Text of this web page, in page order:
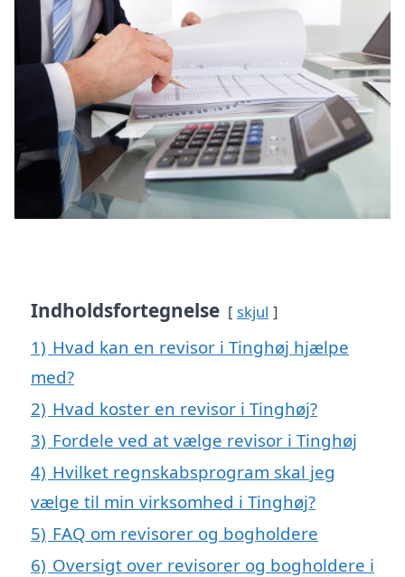
Indholdsfortegnelse skjul
1) Hvad kan en revisor i Tinghøj hjælpe
med?
2) Hvad koster en revisor i Tinghøj?
3) Fordele ved at vælge revisor i Tinghøj
4) Hvilket regnskabsprogram skal jeg
vælge til min virksomhed i Tinghøj?
5) FAQ om revisorer og bogholdere
6) Oversigt over revisorer og bogholdere i